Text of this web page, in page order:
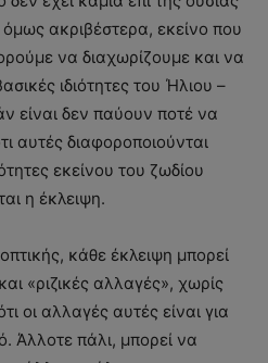
ακριβέστερα, εκείνο που
να διαχωρίζουμε και να
ιδιότητες του Ήλιου –
είναι δεν παύουν ποτέ να
αυτές διαφοροποιούνται
εκείνου του ζωδίου
η έκλειψη.
κάθε έκλειψη μπορεί
«ριζικές αλλαγές», χωρίς
οι αλλαγές αυτές είναι για
Άλλοτε πάλι, μπορεί να